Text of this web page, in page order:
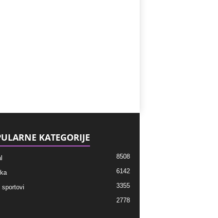
KATEGORIJE
8508
6142
sportovi 3355
2778